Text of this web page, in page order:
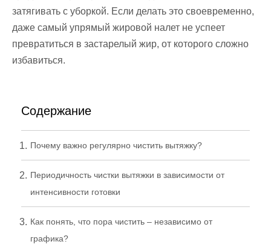
затягивать с уборкой. Если делать это своевременно,
даже самый упрямый жировой налет не успеет
превратиться в застарелый жир, от которого сложно
избавиться.
Содержание
Почему важно регулярно чистить вытяжку?
Периодичность чистки вытяжки в зависимости от
интенсивности готовки
Как понять, что пора чистить – независимо от
графика?